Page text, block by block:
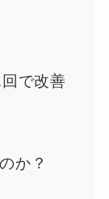
で改善
か？